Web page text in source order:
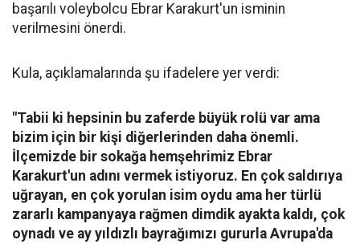
başarılı voleybolcu Ebrar Karakurt'un isminin
verilmesini önerdi.
Kula, açıklamalarında şu ifadelere yer verdi:
"Tabii ki hepsinin bu zaferde büyük rolü var ama
bizim için bir kişi diğerlerinden daha önemli.
İlçemizde bir sokağa hemşehrimiz Ebrar
Karakurt'un adını vermek istiyoruz. En çok saldırıya
uğrayan, en çok yorulan isim oydu ama her türlü
zararlı kampanyaya rağmen dimdik ayakta kaldı, çok
oynadı ve ay yıldızlı bayrağımızı gururla Avrupa'da